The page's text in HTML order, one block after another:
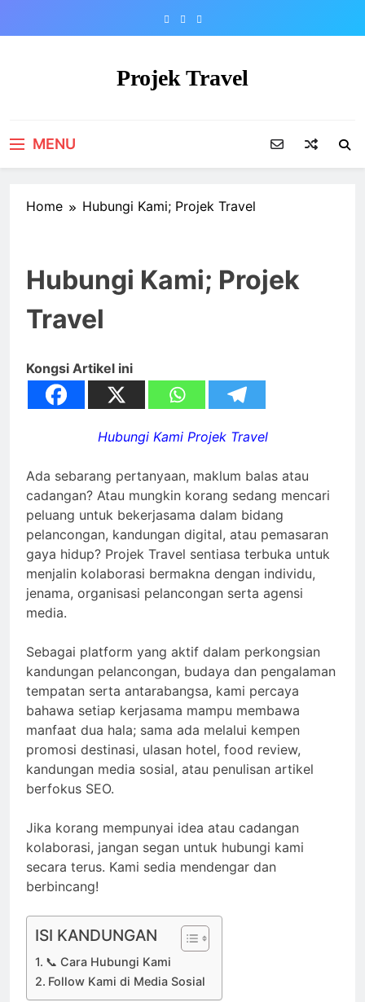
Projek Travel
MENU
Home Hubungi Kami; Projek Travel
Hubungi Kami; Projek
Travel
Kongsi Artikel ini
Hubungi Kami Projek Travel
Ada sebarang pertanyaan, maklum balas atau
cadangan? Atau mungkin korang sedang mencari
peluang untuk bekerjasama dalam bidang
pelancongan, kandungan digital, atau pemasaran
gaya hidup? Projek Travel sentiasa terbuka untuk
menjalin kolaborasi bermakna dengan individu,
jenama, organisasi pelancongan serta agensi
media.
Sebagai platform yang aktif dalam perkongsian
kandungan pelancongan, budaya dan pengalaman
tempatan serta antarabangsa, kami percaya
bahawa setiap kerjasama mampu membawa
manfaat dua hala; sama ada melalui kempen
promosi destinasi, ulasan hotel, food review,
kandungan media sosial, atau penulisan artikel
berfokus SEO.
Jika korang mempunyai idea atau cadangan
kolaborasi, jangan segan untuk hubungi kami
secara terus. Kami sedia mendengar dan
berbincang!
ISI KANDUNGAN
📞 Cara Hubungi Kami
Follow Kami di Media Sosial